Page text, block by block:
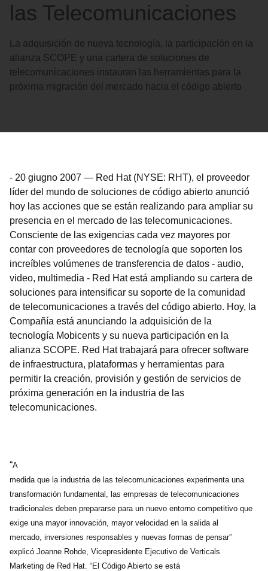
las Telecomunicaciones
La adquisición de nueva tecnología, la participación en la
alianza SCOPE y una cartera de soluciones de
telecomunicaciones instauran las herramientas para la
próxima migración del mercado hacia el código abierto
- 20 giugno 2007 — Red Hat (NYSE: RHT), el proveedor
líder del mundo de soluciones de código abierto anunció
hoy las acciones que se están realizando para ampliar su
presencia en el mercado de las telecomunicaciones.
Consciente de las exigencias cada vez mayores por
contar con proveedores de tecnología que soporten los
increíbles volúmenes de transferencia de datos - audio,
video, multimedia - Red Hat está ampliando su cartera de
soluciones para intensificar su soporte de la comunidad
de telecomunicaciones a través del código abierto. Hoy, la
Compañía está anunciando la adquisición de la
tecnología Mobicents y su nueva participación en la
alianza SCOPE. Red Hat trabajará para ofrecer software
de infraestructura, plataformas y herramientas para
permitir la creación, provisión y gestión de servicios de
próxima generación en la industria de las
telecomunicaciones.
“A
medida que la industria de las telecomunicaciones experimenta una
transformación fundamental, las empresas de telecomunicaciones
tradicionales deben prepararse para un nuevo entorno competitivo que
exige una mayor innovación, mayor velocidad en la salida al
mercado, inversiones responsables y nuevas formas de pensar”
explicó Joanne Rohde, Vicepresidente Ejecutivo de Verticals
Marketing de Red Hat. “El Código Abierto se está